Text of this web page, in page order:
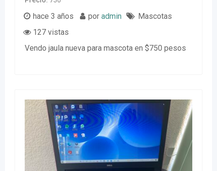
hace 3 años por admin
Mascotas
127 vistas
Vendo jaula nueva para mascota en $750 pesos